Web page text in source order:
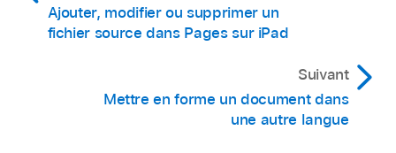
Ajouter, modifier ou supprimer un
fichier source dans Pages sur iPad
Suivant
Mettre en forme un document dans
une autre langue